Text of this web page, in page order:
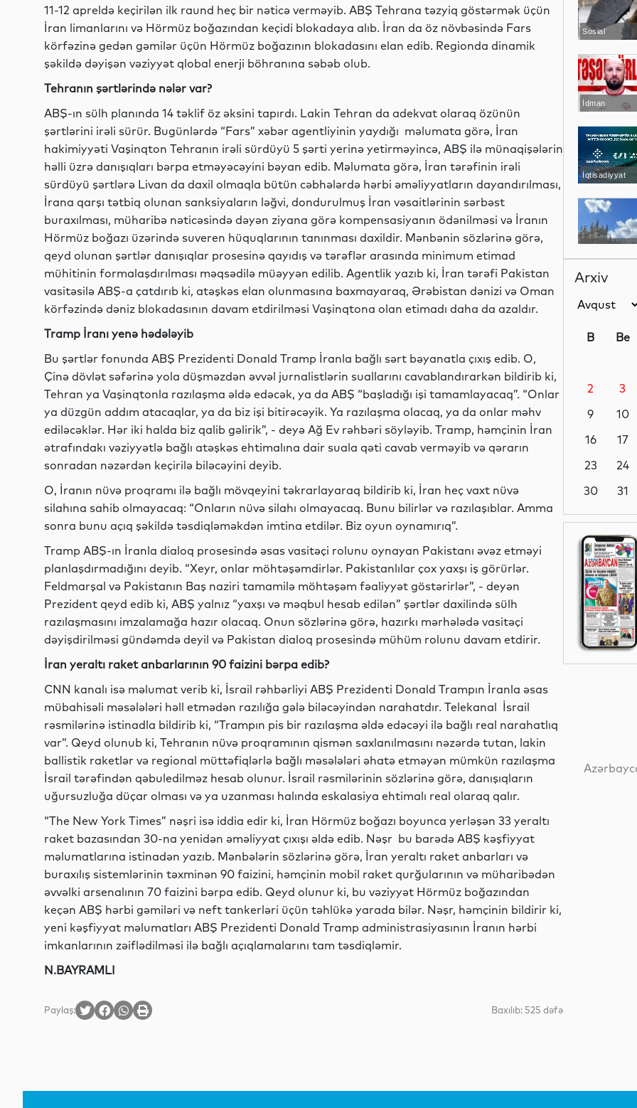
11-12 apreldə keçirilən ilk raund heç bir nəticə verməyib. ABŞ Tehrana təzyiq göstərmək üçün
İran limanlarını və Hörmüz boğazından keçidi blokadaya alıb. İran da öz növbəsində Fars
körfəzinə gedən gəmilər üçün Hörmüz boğazının blokadasını elan edib. Regionda dinamik
şəkildə dəyişən vəziyyət qlobal enerji böhranına səbəb olub.
Tehranın şərtlərində nələr var?
ABŞ-ın sülh planında 14 təklif öz əksini tapırdı. Lakin Tehran da adekvat olaraq özünün
şərtlərini irəli sürür. Bugünlərdə “Fars” xəbər agentliyinin yaydığı məlumata görə, İran
hakimiyyəti Vaşinqton Tehranın irəli sürdüyü 5 şərti yerinə yetirməyincə, ABŞ ilə münaqişələrin
həlli üzrə danışıqları bərpa etməyəcəyini bəyan edib. Məlumata görə, İran tərəfinin irəli
sürdüyü şərtlərə Livan da daxil olmaqla bütün cəbhələrdə hərbi əməliyyatların dayandırılması,
İrana qarşı tətbiq olunan sanksiyaların ləğvi, dondurulmuş İran vəsaitlərinin sərbəst
buraxılması, müharibə nəticəsində dəyən ziyana görə kompensasiyanın ödənilməsi və İranın
Hörmüz boğazı üzərində suveren hüquqlarının tanınması daxildir. Mənbənin sözlərinə görə,
qeyd olunan şərtlər danışıqlar prosesinə qayıdış və tərəflər arasında minimum etimad
mühitinin formalaşdırılması məqsədilə müəyyən edilib. Agentlik yazıb ki, İran tərəfi Pakistan
vasitəsilə ABŞ-a çatdırıb ki, atəşkəs elan olunmasına baxmayaraq, Ərəbistan dənizi və Oman
körfəzində dəniz blokadasının davam etdirilməsi Vaşinqtona olan etimadı daha da azaldır.
Tramp İranı yenə hədələyib
Bu şərtlər fonunda ABŞ Prezidenti Donald Tramp İranla bağlı sərt bəyanatla çıxış edib. O,
Çinə dövlət səfərinə yola düşməzdən əvvəl jurnalistlərin suallarını cavablandırarkən bildirib ki,
Tehran ya Vaşinqtonla razılaşma əldə edəcək, ya da ABŞ “başladığı işi tamamlayacaq”. “Onlar
ya düzgün addım atacaqlar, ya da biz işi bitirəcəyik. Ya razılaşma olacaq, ya da onlar məhv
ediləcəklər. Hər iki halda biz qalib gəlirik”, - deyə Ağ Ev rəhbəri söyləyib. Tramp, həmçinin İran
ətrafındakı vəziyyətlə bağlı atəşkəs ehtimalına dair suala qəti cavab verməyib və qərarın
sonradan nəzərdən keçirilə biləcəyini deyib.
O, İranın nüvə proqramı ilə bağlı mövqeyini təkrarlayaraq bildirib ki, İran heç vaxt nüvə
silahına sahib olmayacaq: “Onların nüvə silahı olmayacaq. Bunu bilirlər və razılaşıblar. Amma
sonra bunu açıq şəkildə təsdiqləməkdən imtina etdilər. Biz oyun oynamırıq”.
Tramp ABŞ-ın İranla dialoq prosesində əsas vasitəçi rolunu oynayan Pakistanı əvəz etməyi
planlaşdırmadığını deyib. “Xeyr, onlar möhtəşəmdirlər. Pakistanlılar çox yaxşı iş görürlər.
Feldmarşal və Pakistanın Baş naziri tamamilə möhtəşəm fəaliyyət göstərirlər”, - deyən
Prezident qeyd edib ki, ABŞ yalnız “yaxşı və məqbul hesab edilən” şərtlər daxilində sülh
razılaşmasını imzalamağa hazır olacaq. Onun sözlərinə görə, hazırkı mərhələdə vasitəçi
dəyişdirilməsi gündəmdə deyil və Pakistan dialoq prosesində mühüm rolunu davam etdirir.
İran yeraltı raket anbarlarının 90 faizini bərpa edib?
CNN kanalı isə məlumat verib ki, İsrail rəhbərliyi ABŞ Prezidenti Donald Trampın İranla əsas
mübahisəli məsələləri həll etmədən razılığa gələ biləcəyindən narahatdır. Telekanal İsrail
rəsmilərinə istinadla bildirib ki, “Trampın pis bir razılaşma əldə edəcəyi ilə bağlı real narahatlıq
var”. Qeyd olunub ki, Tehranın nüvə proqramının qismən saxlanılmasını nəzərdə tutan, lakin
ballistik raketlər və regional müttəfiqlərlə bağlı məsələləri əhatə etməyən mümkün razılaşma
İsrail tərəfindən qəbuledilməz hesab olunur. İsrail rəsmilərinin sözlərinə görə, danışıqların
uğursuzluğa düçar olması və ya uzanması halında eskalasiya ehtimalı real olaraq qalır.
“The New York Times” nəşri isə iddia edir ki, İran Hörmüz boğazı boyunca yerləşən 33 yeraltı
raket bazasından 30-na yenidən əməliyyat çıxışı əldə edib. Nəşr bu barədə ABŞ kəşfiyyat
məlumatlarına istinadən yazıb. Mənbələrin sözlərinə görə, İran yeraltı raket anbarları və
buraxılış sistemlərinin təxminən 90 faizini, həmçinin mobil raket qurğularının və müharibədən
əvvəlki arsenalının 70 faizini bərpa edib. Qeyd olunur ki, bu vəziyyət Hörmüz boğazından
keçən ABŞ hərbi gəmiləri və neft tankerləri üçün təhlükə yarada bilər. Nəşr, həmçinin bildirir ki,
yeni kəşfiyyat məlumatları ABŞ Prezidenti Donald Tramp administrasiyasının İranın hərbi
imkanlarının zəiflədilməsi ilə bağlı açıqlamalarını tam təsdiqləmir.
N.BAYRAMLI
Paylaş: Baxılıb: 525 dəfə
Sosial
İdman
İqtisadiyyat
Dünya
Dünya
İqtisadiyyat
Dünya
Mədəniyyət
Arxiv
B Be
2
3
9
10
16
17
23
24
30
31